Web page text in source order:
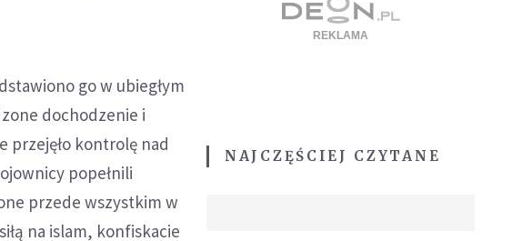
go w ubiegłym
dochodzenie i
przejęło kontrolę nad
popełnili
przede wszystkim w
na islam, konfiskacie
NAJCZĘŚCIEJ CZYTANE